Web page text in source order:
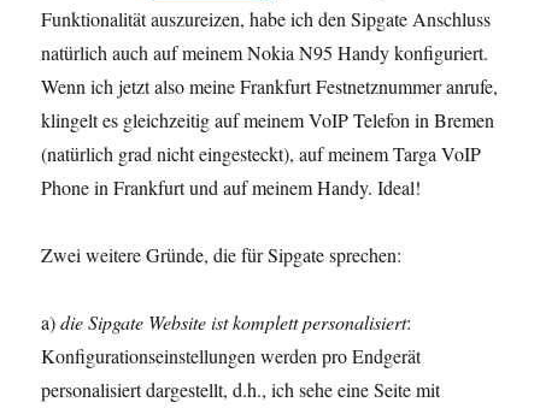
Funktionalität auszureizen, habe ich den Sipgate Anschluss
natürlich auch auf meinem Nokia N95 Handy konfiguriert.
Wenn ich jetzt also meine Frankfurt Festnetznummer anrufe,
klingelt es gleichzeitig auf meinem VoIP Telefon in Bremen
(natürlich grad nicht eingesteckt), auf meinem Targa VoIP
Phone in Frankfurt und auf meinem Handy. Ideal!
Zwei weitere Gründe, die für Sipgate sprechen:
a)die Sipgate Website ist komplett personalisiert:
Konfigurationseinstellungen werden pro Endgerät
personalisiert dargestellt, d.h., ich sehe eine Seite mit